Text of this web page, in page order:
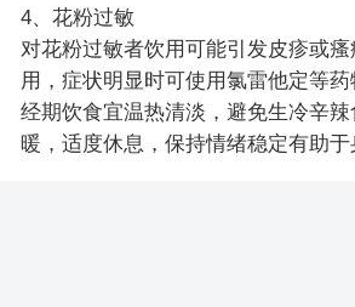
4、花粉过敏
对花粉过敏者饮用可能引发皮疹或
用，症状明显时可使用氯雷他定等药
经期饮食宜温热清淡，避免生冷辛
暖，适度休息，保持情绪稳定有助于